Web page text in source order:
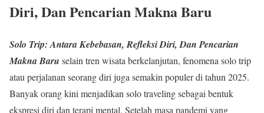
Diri, Dan Pencarian Makna Baru
Solo Trip: Antara Kebebasan, Refleksi Diri, Dan Pencarian
Makna Baru selain tren wisata berkelanjutan, fenomena solo trip
atau perjalanan seorang diri juga semakin populer di tahun 2025.
Banyak orang kini menjadikan solo traveling sebagai bentuk
ekspresi diri dan terapi mental. Setelah masa pandemi yang